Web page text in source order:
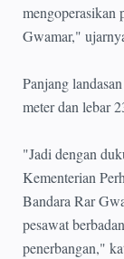
mengoperasikan
Gwamar,"
Panjang
meter dan lebar
"Jadi dengan
Kementerian
Bandara Rar
pesawat
penerbangan,"